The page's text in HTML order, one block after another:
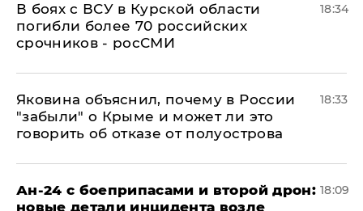
В боях с ВСУ в Курской области
погибли более 70 российских
срочников - росСМИ
18:34
Яковина объяснил, почему в России
"забыли" о Крыме и может ли это
говорить об отказе от полуострова
18:33
Ан-24 с боеприпасами и второй дрон:
новые детали инцидента возле
18:09